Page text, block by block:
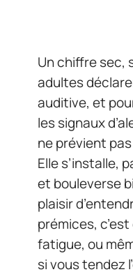
Un chiffre sec,
adultes
auditive, et
les signaux
ne prévient
Elle s’installe,
et bouleverse
plaisir
prémices,
fatigue, ou
si vous tendez